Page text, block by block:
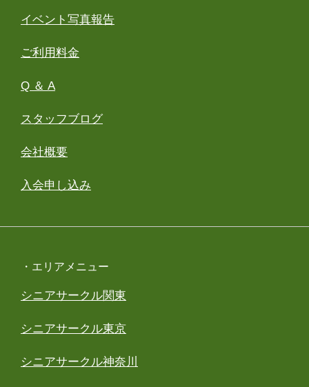
イベント写真報告
ご利用料金
Q ＆ A
スタッフブログ
会社概要
入会申し込み
・エリアメニュー
シニアサークル関東
シニアサークル東京
シニアサークル神奈川